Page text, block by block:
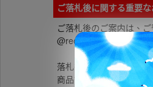
ご落札後に関する重要
ご落札後のご案内は、
@reonard.comの受信設
落札後の各種お問合せ
商品説明・ストア情報